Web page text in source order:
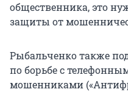
общественника, это
защиты от
Рыбальченко также
по борьбе с
мошенниками